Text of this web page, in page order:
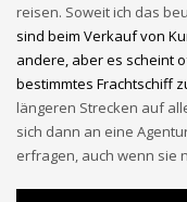
reisen. Soweit ich das
sind beim Verkauf von
andere, aber es scheint
bestimmtes Frachtschiff
längeren Strecken auf
sich dann an eine
erfragen, auch wenn sie